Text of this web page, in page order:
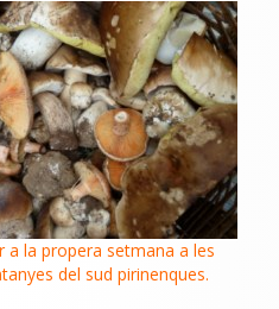
la propera setmana a les
del sud pirinenques.